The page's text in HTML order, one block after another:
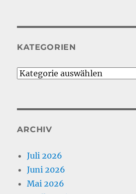
KATEGORIEN
Kategorien
ARCHIV
Juli 2026
Juni 2026
Mai 2026